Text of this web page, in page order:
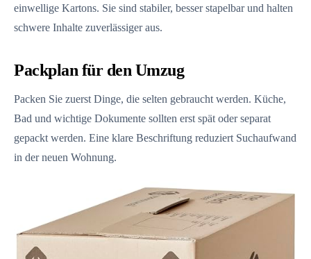
einwellige Kartons. Sie sind stabiler, besser stapelbar und halten
schwere Inhalte zuverlässiger aus.
Packplan für den Umzug
Packen Sie zuerst Dinge, die selten gebraucht werden. Küche,
Bad und wichtige Dokumente sollten erst spät oder separat
gepackt werden. Eine klare Beschriftung reduziert Suchaufwand
in der neuen Wohnung.